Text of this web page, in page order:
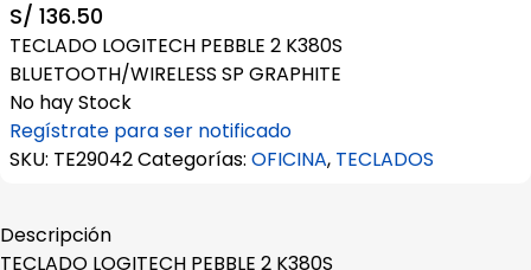
S/ 136.50
TECLADO LOGITECH PEBBLE 2 K380S
BLUETOOTH/WIRELESS SP GRAPHITE
No hay Stock
Regístrate para ser notificado
SKU: TE29042Categorías: OFICINA, TECLADOS
Descripción
TECLADO LOGITECH PEBBLE 2 K380S